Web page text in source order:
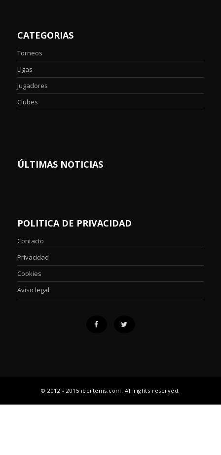
CATEGORIAS
Torneos
Ligas
Jugadores
Clubes
ÚLTIMAS NOTICIAS
POLITICA DE PRIVACIDAD
Contacto
Privacidad
Cookies
Aviso legal
© 2012 - 2015 ibertenis.com. All rights reserved.